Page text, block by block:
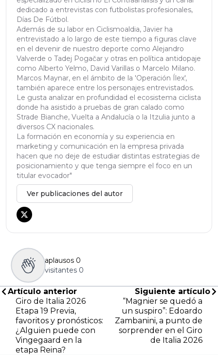
dedicado a entrevistas con futbolistas profesionales,
Días De Fútbol.
Además de su labor en Ciclismoaldia, Javier ha
entrevistado a lo largo de este tiempo a figuras clave
en el devenir de nuestro deporte como Alejandro
Valverde o Tadej Pogačar y otras en política antidopaje
como Alberto Yelmo, David Varillas o Marcelo Milano.
Marcos Maynar, en el ámbito de la 'Operación Ílex',
también aparece entre los personajes entrevistados.
Le gusta analizar en profundidad el ecosistema ciclista
donde ha asistido a pruebas de gran calado como
Strade Bianche, Vuelta a Andalucía o la Itzulia junto a
diversos CX nacionales.
La formación en economía y su experiencia en
marketing y comunicación en la empresa privada
hacen que no deje de estudiar distintas estrategias de
posicionamiento y que tenga siempre el foco en un
titular evocador"
Ver publicaciones del autor
aplausos 0
visitantes 0
Artículo anterior
Giro de Italia 2026
Etapa 19 Previa,
favoritos y pronósticos:
¿Alguien puede con
Vingegaard en la
etapa Reina?
Siguiente artículo
“Magnier se quedó a
un suspiro”: Edoardo
Zambanini, a punto de
sorprender en el Giro
de Italia 2026